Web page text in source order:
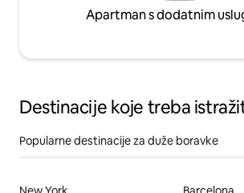
Apartman s dodatnim
Destinacije koje treba
Popularne destinacije za duže boravke